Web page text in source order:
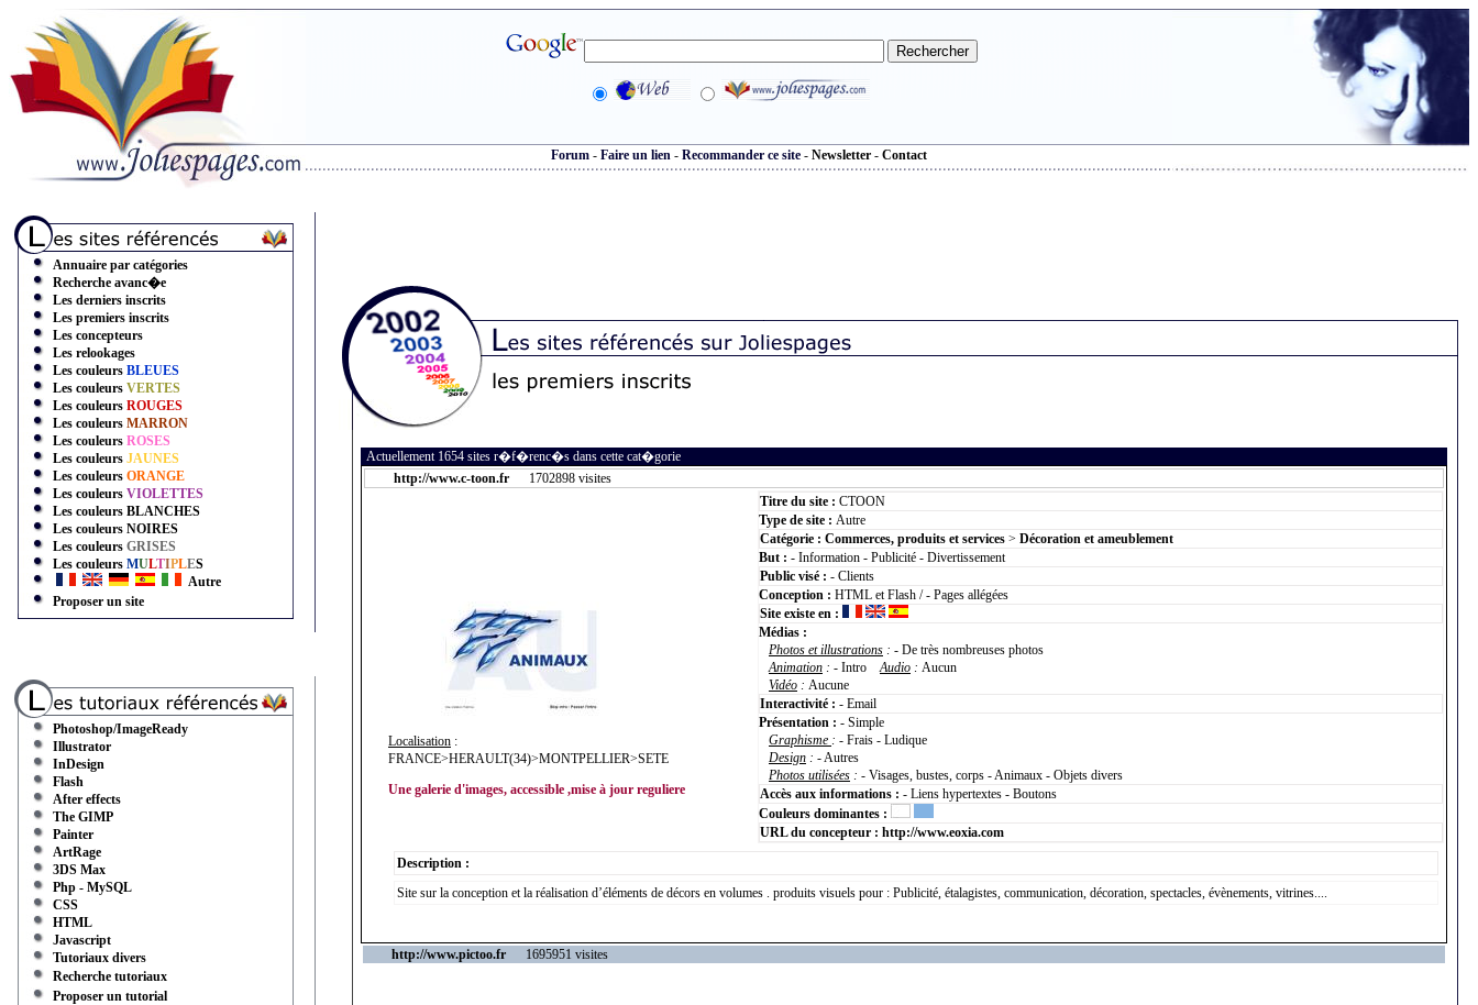
Forum - Faire un lien - Recommander ce site - Newsletter - Contact
Annuaire par catégories
Recherche avanc�e
Les derniers inscrits
Les premiers inscrits
Les concepteurs
Les relookages
Les couleurs BLEUES
Les couleurs VERTES
Les couleurs ROUGES
Les couleurs MARRON
Les couleurs ROSES
Les couleurs JAUNES
Les couleurs ORANGE
Les couleurs VIOLETTES
Les couleurs BLANCHES
Les couleurs NOIRES
Les couleurs GRISES
Les couleurs MULTIPLES
Autre
Proposer un site
Photoshop/ImageReady
Illustrator
InDesign
Flash
After effects
The GIMP
Painter
ArtRage
3DS Max
Php - MySQL
CSS
HTML
Javascript
Tutoriaux divers
Recherche tutoriaux
Proposer un tutorial
Actuellement 1654 sites r�f�renc�s dans cette cat�gorie
http://www.c-toon.fr 1702898 visites
Localisation :
FRANCE>HERAULT(34)>MONTPELLIER>SETE
Une galerie d'images, accessible ,mise à jour reguliere
Titre du site : CTOON
Type de site : Autre
Catégorie : Commerces, produits et services > Décoration et ameublement
But : - Information - Publicité - Divertissement
Public visé : - Clients
Conception : HTML et Flash / - Pages allégées
Site existe en :
Médias :
Photos et illustrations : - De très nombreuses photos
Animation : - IntroAudio : Aucun
Vidéo : Aucune
Interactivité : - Email
Présentation : - Simple
Graphisme : - Frais - Ludique
Design : - Autres
Photos utilisées : - Visages, bustes, corps - Animaux - Objets divers
Accès aux informations : - Liens hypertextes - Boutons
Couleurs dominantes :
URL du concepteur : http://www.eoxia.com
Description :
Site sur la conception et la réalisation d’éléments de décors en volumes . produits visuels pour : Publicité, étalagistes, communication, décoration, spectacles, évènements, vitrines....
http://www.pictoo.fr 1695951 visites